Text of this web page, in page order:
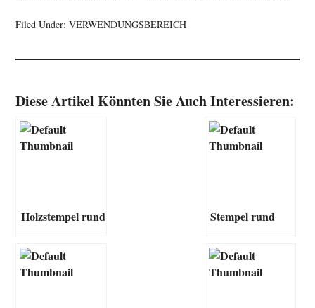
Filed Under:VERWENDUNGSBEREICH
Diese Artikel Könnten Sie Auch Interessieren:
Holzstempel rund Stempel rund